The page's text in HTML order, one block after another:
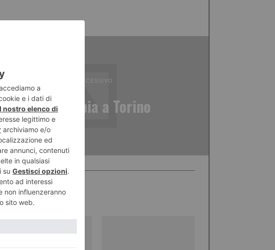
ARTICOLO SUCCESSIVO
Giuliano Pisapia a Torino